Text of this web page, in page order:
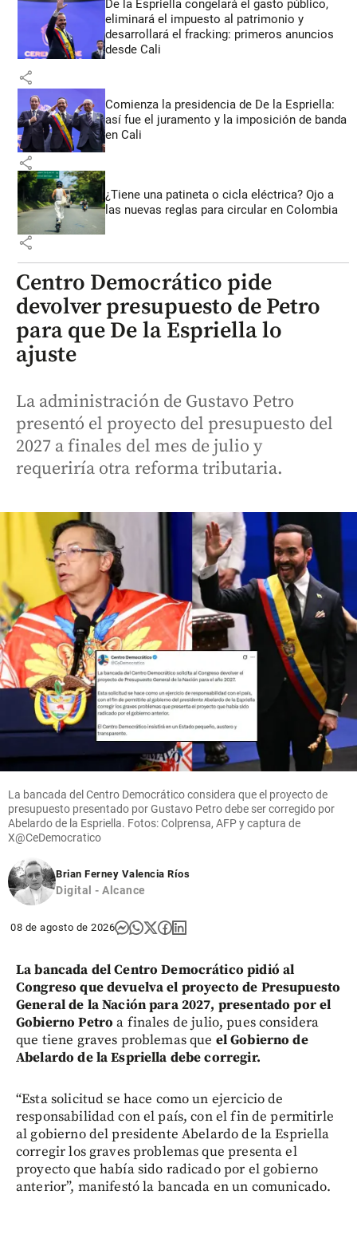
De la Espriella congelará el gasto público,
eliminará el impuesto al patrimonio y
desarrollará el fracking: primeros anuncios
desde Cali
share
Comienza la presidencia de De la Espriella:
así fue el juramento y la imposición de banda
en Cali
share
¿Tiene una patineta o cicla eléctrica? Ojo a
las nuevas reglas para circular en Colombia
share
Centro Democrático pide
devolver presupuesto de Petro
para que De la Espriella lo
ajuste
La administración de Gustavo Petro
presentó el proyecto del presupuesto del
2027 a finales del mes de julio y
requeriría otra reforma tributaria.
La bancada del Centro Democrático considera que el proyecto de
presupuesto presentado por Gustavo Petro debe ser corregido por
Abelardo de la Espriella. Fotos: Colprensa, AFP y captura de
X@CeDemocratico
Brian Ferney Valencia Ríos
Digital - Alcance
08 de agosto de 2026
La bancada del Centro Democrático pidió al
Congreso que devuelva el proyecto de Presupuesto
General de la Nación para 2027, presentado por el
Gobierno Petro a finales de julio, pues considera
que tiene graves problemas que el Gobierno de
Abelardo de la Espriella debe corregir.
“Esta solicitud se hace como un ejercicio de
responsabilidad con el país, con el fin de permitirle
al gobierno del presidente Abelardo de la Espriella
corregir los graves problemas que presenta el
proyecto que había sido radicado por el gobierno
anterior”, manifestó la bancada en un comunicado.